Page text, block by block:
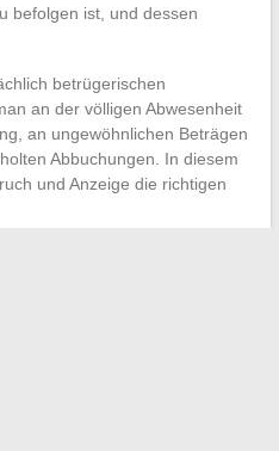
befolgen ist, und dessen
betrügerischen
an der völligen Abwesenheit
an ungewöhnlichen Beträgen
Abbuchungen. In diesem
und Anzeige die richtigen